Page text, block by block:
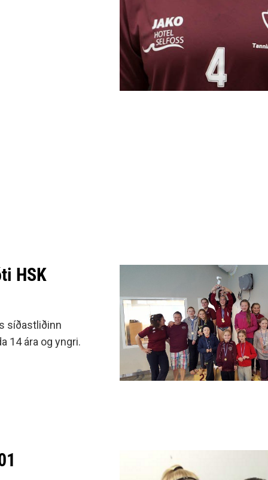
HSK
síðastliðinn
14 ára og yngri.